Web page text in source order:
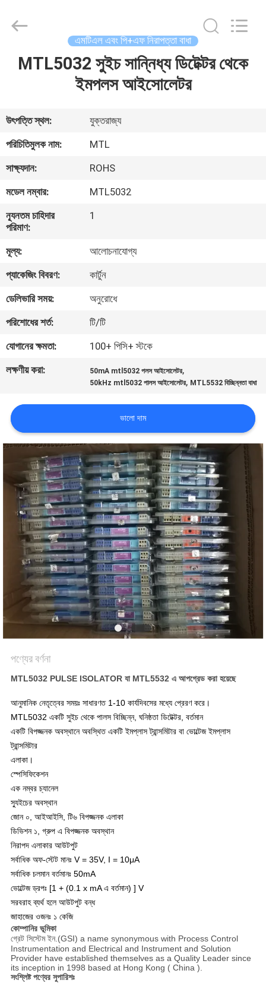
বাড়ি
আমাদের
সম্পর্কে
কারখানা
ভ্রমণ
মান
নিয়ন্ত্রণ
আমাদের
সাথে
যোগাযোগ
করুন
খবর
উদ্ধৃতির
জন্য
আবেদন
সাইট
ম্যাপ
গোপনীয়তা
নীতি
Reserved.
এমটিএল এবং পি+এফ নিরাপত্তা বাধা
MTL5032 সুইচ সান্নিধ্য ডিটেক্টর থেকে
ইমপলস আইসোলেটর
উৎপত্তি স্থল:
যুক্তরাজ্য
পরিচিতিমুলক নাম:
MTL
সাক্ষ্যদান:
ROHS
মডেল নম্বার:
MTL5032
ন্যূনতম চাহিদার
পরিমাণ:
1
মূল্য:
আলোচনাযোগ্য
প্যাকেজিং বিবরণ:
কার্টুন
ডেলিভারি সময়:
অনুরোধে
পরিশোধের শর্ত:
টি/টি
যোগানের ক্ষমতা:
100+ পিসি+ স্টকে
লক্ষণীয় করা:
50mA mtl5032 পলস আইসোলেটর,
50kHz mtl5032 পালস আইসোলেটর, MTL5532 বিচ্ছিন্নতা বাধা
ভালো দাম
পণ্যের বর্ণনা
MTL5032 PULSE ISOLATOR যা MTL5532 এ আপগ্রেড করা হয়েছে
আনুমানিক নেতৃত্বের সময়ঃ সাধারণত 1-10 কার্যদিবসের মধ্যে প্রেরণ করে।
MTL5032 একটি সুইচ থেকে পালস বিচ্ছিন্ন, ঘনিষ্ঠতা ডিটেক্টর, বর্তমান
একটি বিপজ্জনক অবস্থানে অবস্থিত একটি ইমপ্লাস ট্রান্সমিটার বা ভোল্টেজ ইমপ্লাস
ট্রান্সমিটার
এলাকা।
স্পেসিফিকেশন
এক নম্বর চ্যানেল
স্যুইচের অবস্থান
জোন ০, আইআইসি, টি৬ বিপজ্জনক এলাকা
ডিভিশন ১, গ্রুপ এ বিপজ্জনক অবস্থান
নিরাপদ এলাকার আউটপুট
সর্বাধিক অফ-স্টেট মানঃ V = 35V, I = 10μA
সর্বাধিক চলমান বর্তমানঃ 50mA
ভোল্টেজ ড্রপঃ [1 + (0.1 x mA এ বর্তমান) ] V
সরবরাহ ব্যর্থ হলে আউটপুট বন্ধ
জাহাজের ওজনঃ ১ কেজি
কোম্পানির ভূমিকা
গ্রেট সিস্টেম ইন.(GSI) a name synonymous with Process Control
Instrumentation and Electrical and Instrument and Solution
Provider have established themselves as a Quality Leader since
its inception in 1998 based at Hong Kong ( China ).
সংশ্লিষ্ট পণ্যের সুপারিশঃ